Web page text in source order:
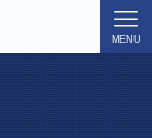
MENU